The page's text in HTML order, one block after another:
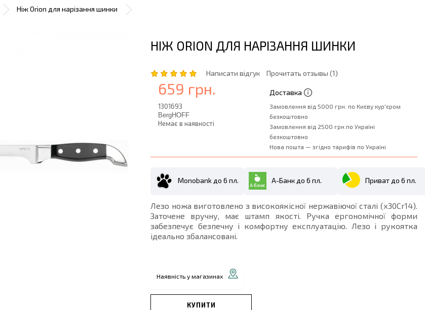
Ніж Orion для нарізання шинки
НІЖ ORION ДЛЯ НАРІЗАННЯ ШИНКИ
Написати відгук Прочитать отзывы (1)
659 грн.
1301693
BergHOFF
Немає в наявності
Доставка
Замовлення від 5000 грн. по Києву кур'єром
безкоштовно
Замовлення від 2500 грн.по Україні
безкоштовно
Нова пошта — згідно тарифів по Україні
Monobank до 6 пл. А-Банк до 6 пл. Приват до 6 пл.
Лезо ножа виготовлено з високоякісної нержавіючої сталі (х30Cr14).
Заточене вручну, має штамп якості. Ручка ергономічної форми
забезпечує безпечну і комфортну експлуатацію. Лезо і рукоятка
ідеально збалансовані.
Наявність у магазинах
КУПИТИ